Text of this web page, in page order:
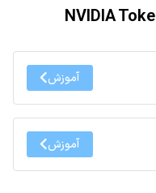
آموزش
آموزش